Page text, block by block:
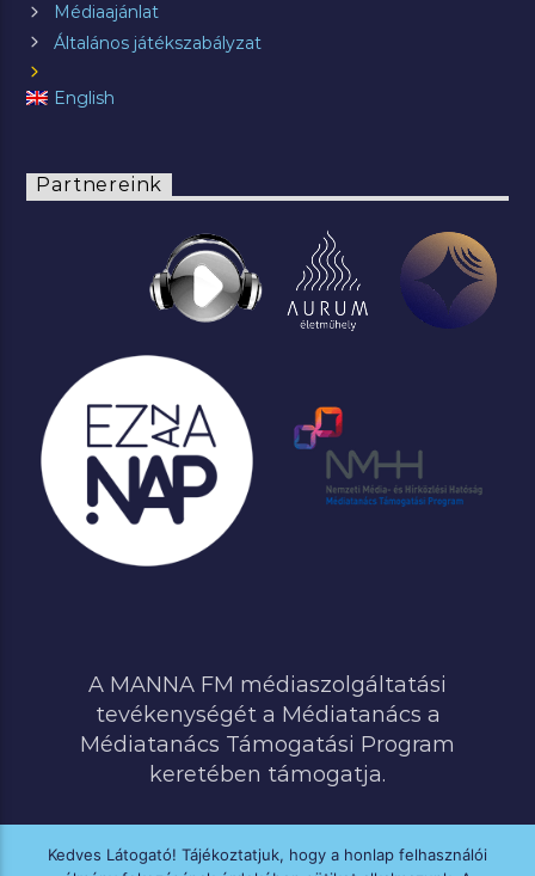
Médiaajánlat
Általános játékszabályzat
English
Partnereink
A MANNA FM médiaszolgáltatási
tevékenységét a Médiatanács a
Médiatanács Támogatási Program
keretében támogatja.
Kedves Látogató! Tájékoztatjuk, hogy a honlap felhasználói